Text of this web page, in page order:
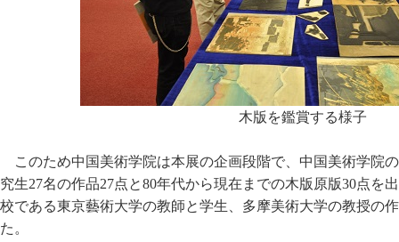
木版を鑑賞する様子
このため中国美術学院は本展の企画段階で、中国美術学院
究生27名の作品27点と80年代から現在までの木版原版30点を
校である東京藝術大学の教師と学生、多摩美術大学の教授の
た。